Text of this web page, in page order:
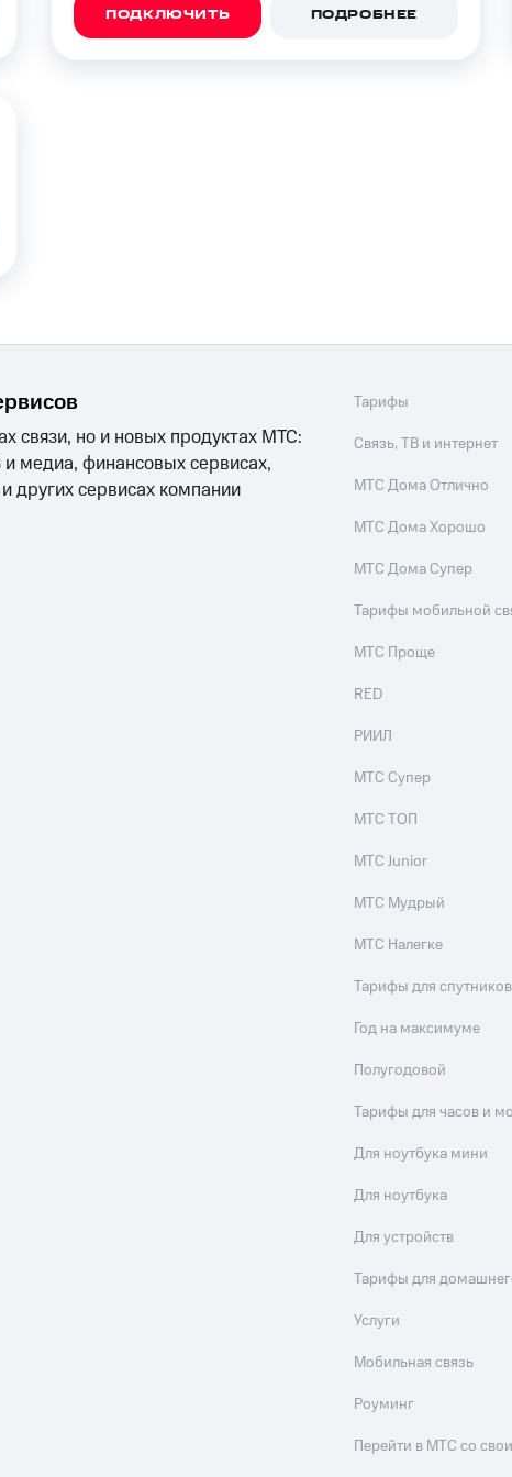
ПОДКЛЮЧИТЬ ПОДРОБНЕЕ
связи, но и новых продуктах МТС:
медиа, финансовых сервисах,
других сервисах компании
Тарифы
Связь, ТВ и интернет
МТС Дома Отлично
МТС Дома Хорошо
МТС Дома Супер
Тарифы мобильной
МТС Проще
RED
РИИЛ
МТС Супер
МТС ТОП
МТС Junior
МТС Мудрый
МТС Налегке
Тарифы для
Год на максимуме
Полугодовой
Тарифы для часов и
Для ноутбука мини
Для ноутбука
Для устройств
Тарифы для
Услуги
Мобильная связь
Роуминг
Перейти в МТС со